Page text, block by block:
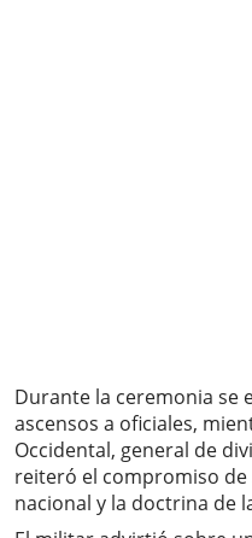
Durante la ceremonia se
ascensos a oficiales,
Occidental, general de
reiteró el compromiso de
nacional y la doctrina de